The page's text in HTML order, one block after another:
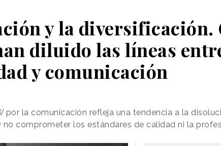
y la diversificación.
diluido las líneas
y comunicación
por la comunicación refleja una tendencia a la
comprometer los estándares de calidad ni la